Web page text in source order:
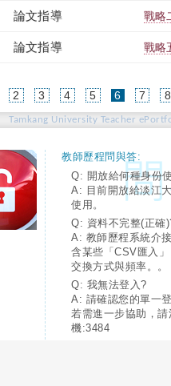
論文指導 戰略
論文指導 戰略
2 3 4 5 6(current)
7 8
Tamkang University Teacher
教師歷程問與答:
Q: 開放給何種身份
A: 目前開放給淡江
使用。
Q: 資料不完整(正確
A: 教師歷程系統介
含某些「CSV匯入
交換方式與頻率。。
Q: 我無法登入?
A: 請確認您的單一
若需進一步協助，
機:3484